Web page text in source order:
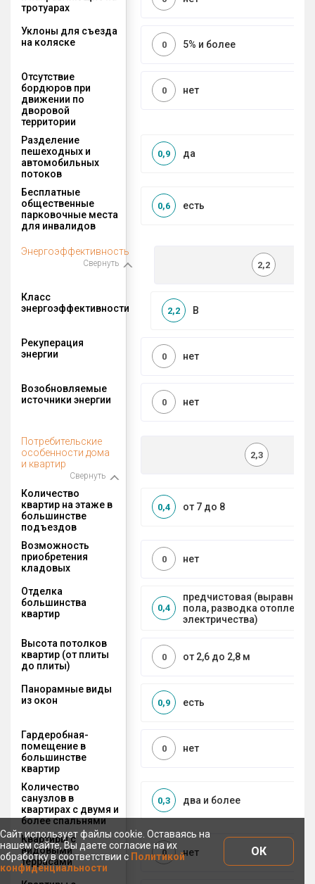
тротуарах
Уклоны для съезда
на коляске
5% и более
0
Отсутствие
бордюров при
движении по
дворовой
территории
нет
0
Разделение
пешеходных и
автомобильных
потоков
да
0,9
Бесплатные
общественные
парковочные места
для инвалидов
есть
0,6
Энергоэффективность
Свернуть 2,2
Класс
энергоэффективности
B
2,2
Рекуперация
энергии
нет
0
Возобновляемые
источники энергии
нет
0
Потребительские
особенности дома
и квартир
Свернуть
2,3
Количество
квартир на этаже в
большинстве
подъездов
от 7 до 8
0,4
Возможность
приобретения
кладовых
нет
0
Отделка
большинства
квартир
предчистовая
пола, разводка отопления
электричества)
0,4
Высота потолков
квартир (от плиты
до плиты)
от 2,6 до 2,8 м
0
Панорамные виды
из окон
есть
0,9
Гардеробная-
помещение в
большинстве
квартир
нет
0
Количество
санузлов в
квартирах с двумя и
более спальнями
два и более
0,3
Квартиры с
видовыми
террасами
нет
0
Сайт использует файлы cookie. Оставаясь на
нашем сайте, Вы даете согласие на их
обработку в соответствии с Политикой
конфиденциальности
ОК